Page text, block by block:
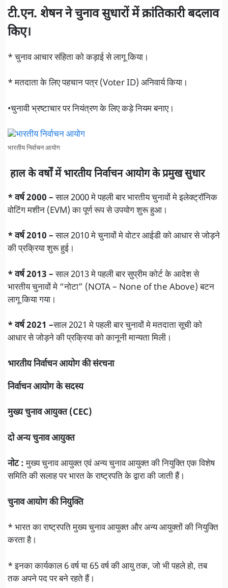
टी.एन. शेषन ने चुनाव सुधारों में क्रांतिकारी बदलाव
किए।
* चुनाव आचार संहिता को कड़ाई से लागू किया।
* मतदाता के लिए पहचान पत्र (Voter ID) अनिवार्य किया।
•चुनावी भ्रष्टाचार पर नियंत्रण के लिए कड़े नियम बनाए।
भारतीय निर्वाचन आयोग
हाल के वर्षों में भारतीय निर्वाचन आयोग के प्रमुख सुधार
* वर्ष 2000 –साल 2000 मे पहली बार भारतीय चुनावों मे इलेक्ट्रॉनिक
वोटिंग मशीन (EVM) का पूर्ण रूप से उपयोग शुरू हुआ।
* वर्ष 2010 –साल 2010 मे चुनावों मे वोटर आईडी को आधार से जोड़ने
की प्रक्रिया शुरू हुई।
* वर्ष 2013 –साल 2013 मे पहली बार सुप्रीम कोर्ट के आदेश से
भारतीय चुनावों मे “नोटा” (NOTA – None of the Above) बटन
लागू किया गया।
* वर्ष 2021 –साल 2021 मे पहली बार चुनावों मे मतदाता सूची को
आधार से जोड़ने की प्रक्रिया को कानूनी मान्यता मिली।
भारतीय निर्वाचन आयोग की संरचना
निर्वाचन आयोग के सदस्य
मुख्य चुनाव आयुक्त (CEC)
दो अन्य चुनाव आयुक्त
नोट :मुख्य चुनाव आयुक्त एवं अन्य चुनाव आयुक्त की नियुक्ति एक विशेष
समिति की सलाह पर भारत के राष्ट्रपति के द्वारा की जाती हैं।
चुनाव आयोग की नियुक्ति
* भारत का राष्ट्रपति मुख्य चुनाव आयुक्त और अन्य आयुक्तों की नियुक्ति
करता है।
* इनका कार्यकाल 6 वर्ष या 65 वर्ष की आयु तक, जो भी पहले हो, तब
तक अपने पद पर बने रहते हैं।